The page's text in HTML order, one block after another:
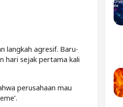
langkah agresif. Baru-
hari sejak pertama kali
perusahaan mau